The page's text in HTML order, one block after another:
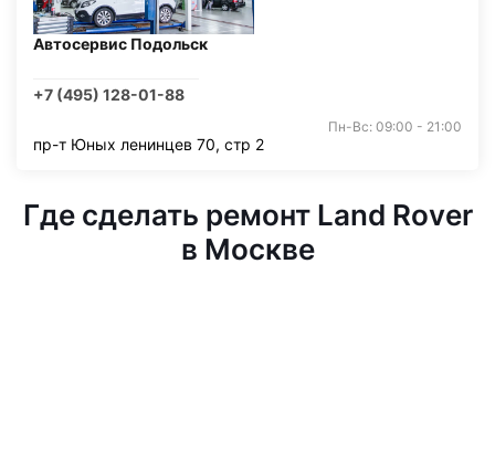
Автосервис Подольск
+7 (495) 128-01-88
Пн-Вс: 09:00 - 21:00
пр-т Юных ленинцев 70, стр 2
Где сделать ремонт Land Rover
в Москве